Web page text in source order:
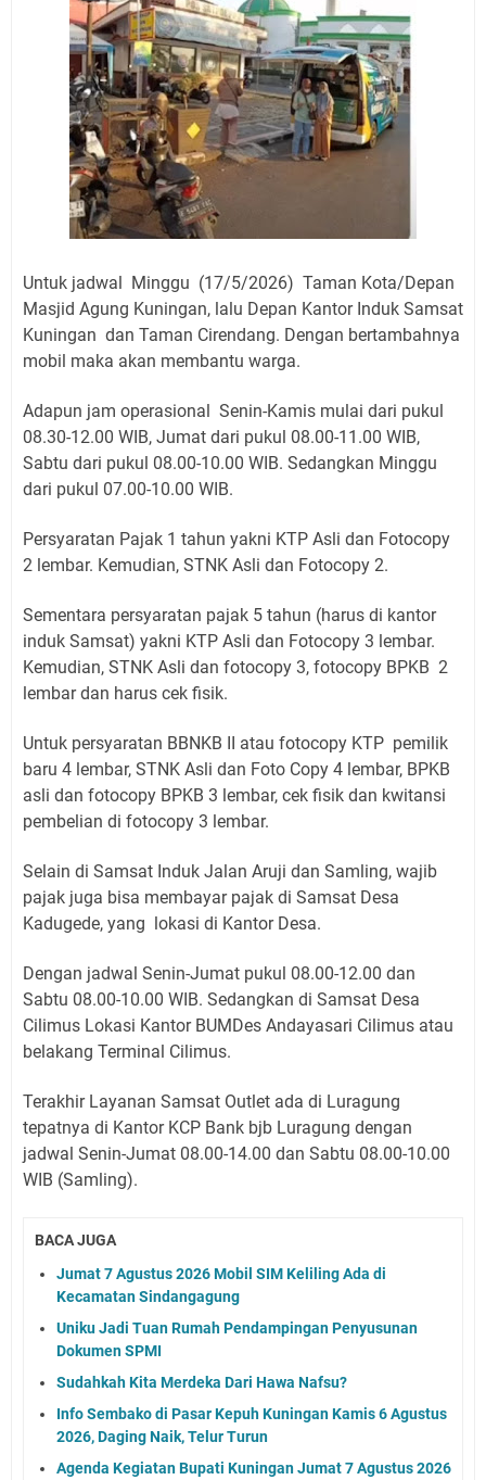
Untuk jadwal Minggu (17/5/2026) Taman Kota/Depan
Masjid Agung Kuningan, lalu Depan Kantor Induk Samsat
Kuningan dan Taman Cirendang. Dengan bertambahnya
mobil maka akan membantu warga.
Adapun jam operasional Senin-Kamis mulai dari pukul
08.30-12.00 WIB, Jumat dari pukul 08.00-11.00 WIB,
Sabtu dari pukul 08.00-10.00 WIB. Sedangkan Minggu
dari pukul 07.00-10.00 WIB.
Persyaratan Pajak 1 tahun yakni KTP Asli dan Fotocopy
2 lembar. Kemudian, STNK Asli dan Fotocopy 2.
Sementara persyaratan pajak 5 tahun (harus di kantor
induk Samsat) yakni KTP Asli dan Fotocopy 3 lembar.
Kemudian, STNK Asli dan fotocopy 3, fotocopy BPKB 2
lembar dan harus cek fisik.
Untuk persyaratan BBNKB II atau fotocopy KTP pemilik
baru 4 lembar, STNK Asli dan Foto Copy 4 lembar, BPKB
asli dan fotocopy BPKB 3 lembar, cek fisik dan kwitansi
pembelian di fotocopy 3 lembar.
Selain di Samsat Induk Jalan Aruji dan Samling, wajib
pajak juga bisa membayar pajak di Samsat Desa
Kadugede, yang lokasi di Kantor Desa.
Dengan jadwal Senin-Jumat pukul 08.00-12.00 dan
Sabtu 08.00-10.00 WIB. Sedangkan di Samsat Desa
Cilimus Lokasi Kantor BUMDes Andayasari Cilimus atau
belakang Terminal Cilimus.
Terakhir Layanan Samsat Outlet ada di Luragung
tepatnya di Kantor KCP Bank bjb Luragung dengan
jadwal Senin-Jumat 08.00-14.00 dan Sabtu 08.00-10.00
WIB (Samling).
BACA JUGA
Jumat 7 Agustus 2026 Mobil SIM Keliling Ada di
Kecamatan Sindangagung
Uniku Jadi Tuan Rumah Pendampingan Penyusunan
Dokumen SPMI
Sudahkah Kita Merdeka Dari Hawa Nafsu?
Info Sembako di Pasar Kepuh Kuningan Kamis 6 Agustus
2026, Daging Naik, Telur Turun
Agenda Kegiatan Bupati Kuningan Jumat 7 Agustus 2026